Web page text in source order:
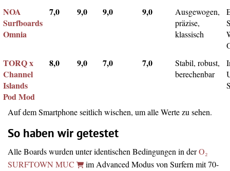
NOA
Surfboards
Omnia
7,0 9,0 9,0 9,0
Ausgewogen,
präzise,
klassisch
TORQ x
Channel
Islands
Pod Mod
8,0 9,0 7,0 7,0
Stabil, robust,
berechenbar
Auf dem Smartphone seitlich wischen, um alle Werte zu sehen.
So haben wir getestet
Alle Boards wurden unter identischen Bedingungen in derO₂
SURFTOWN MUC
im Advanced Modus von Surfern mit 70-